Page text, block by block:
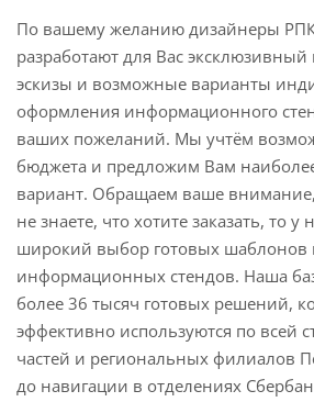
По вашему желанию дизайнеры
разработают для Вас эксклюзивный
эскизы и возможные варианты
оформления информационного
ваших пожеланий. Мы учтём
бюджета и предложим Вам
вариант. Обращаем ваше
не знаете, что хотите заказать, то у
широкий выбор готовых
информационных стендов. Наша
более 36 тысяч готовых решений,
эффективно используются по всей
частей и региональных филиалов
до навигации в отделениях